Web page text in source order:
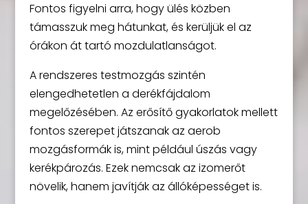
Fontos figyelni arra, hogy ülés közben
támasszuk meg hátunkat, és kerüljük el az
órákon át tartó mozdulatlanságot.
A rendszeres testmozgás szintén
elengedhetetlen a derékfájdalom
megelőzésében. Az erősítő gyakorlatok mellett
fontos szerepet játszanak az aerob
mozgásformák is, mint például úszás vagy
kerékpározás. Ezek nemcsak az izomerőt
növelik, hanem javítják az állóképességet is.